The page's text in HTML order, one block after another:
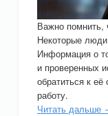
Важно помнить,
Некоторые
Информация о
и проверенных
обратиться к
работу.
Читать дальше